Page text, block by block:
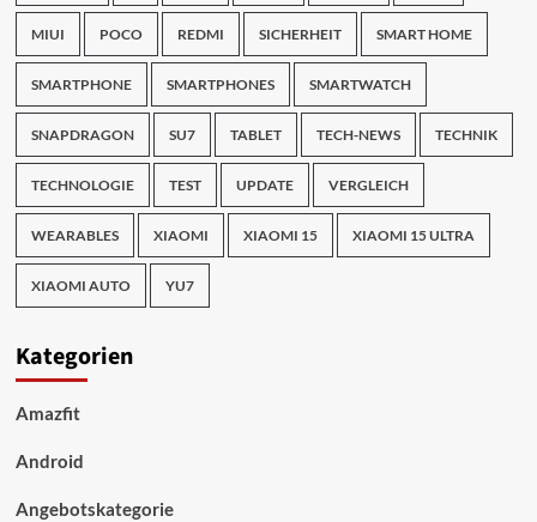
MIUI POCO REDMI SICHERHEIT SMART HOME
SMARTPHONE SMARTPHONES SMARTWATCH
SNAPDRAGON SU7 TABLET TECH-NEWS TECHNIK
TECHNOLOGIE TEST UPDATE VERGLEICH
WEARABLES XIAOMI XIAOMI 15 XIAOMI 15 ULTRA
XIAOMI AUTO YU7
Kategorien
Amazfit
Android
Angebotskategorie